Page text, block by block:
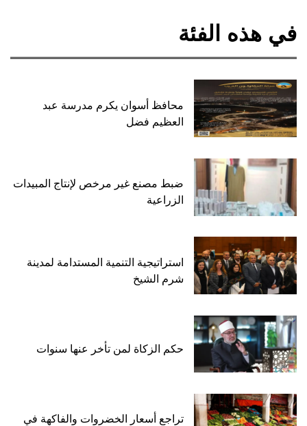
في هذه الفئة
محافظ أسوان يكرم مدرسة عبد
العظيم فضل
ضبط مصنع غير مرخص لإنتاج المبيدات
الزراعية
استراتيجية التنمية المستدامة لمدينة
شرم الشيخ
حكم الزكاة لمن تأخر عنها سنوات
تراجع أسعار الخضروات والفاكهة في